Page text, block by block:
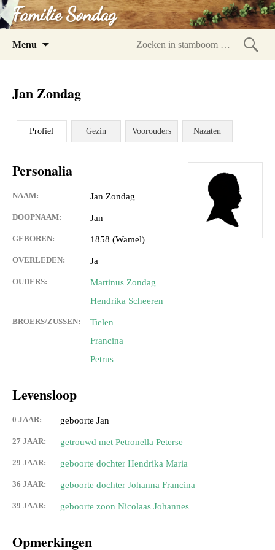
Familie Sondag
Menu
Jan Zondag
Profiel Gezin Voorouders Nazaten
Personalia
NAAM: Jan Zondag
DOOPNAAM: Jan
GEBOREN: 1858 (Wamel)
OVERLEDEN: Ja
OUDERS:
Martinus Zondag
Hendrika Scheeren
BROERS/ZUSSEN:
Tielen
Francina
Petrus
Levensloop
0 JAAR: geboorte Jan
27 JAAR: getrouwd met Petronella Peterse
29 JAAR: geboorte dochter Hendrika Maria
36 JAAR: geboorte dochter Johanna Francina
39 JAAR: geboorte zoon Nicolaas Johannes
Opmerkingen